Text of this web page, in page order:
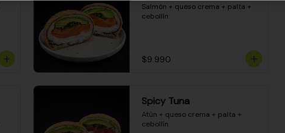
Salmón + queso crema + palta +
cebollín
$9.990
Spicy Tuna
Atún + queso crema + palta +
cebollín